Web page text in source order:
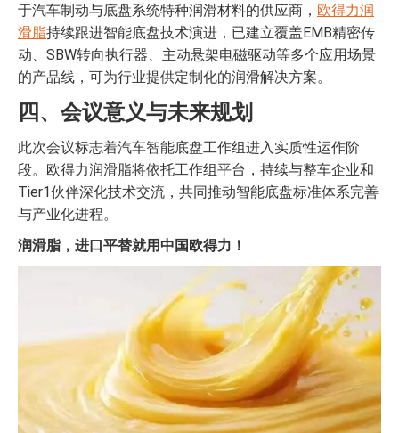
于汽车制动与底盘系统特种润滑材料的供应商， 欧得力润
滑脂持续跟进智能底盘技术演进，已建立覆盖EMB精密传
动、SBW转向执行器、主动悬架电磁驱动等多个应用场景
的产品线，可为行业提供定制化的润滑解决方案。
四、会议意义与未来规划
此次会议标志着汽车智能底盘工作组进入实质性运作阶
段。欧得力润滑脂将依托工作组平台，持续与整车企业和
Tier1伙伴深化技术交流，共同推动智能底盘标准体系完善
与产业化进程。
润滑脂，进口平替就用中国欧得力！